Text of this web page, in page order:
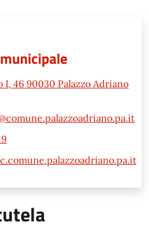
I, 46 90030 Palazzo Adriano